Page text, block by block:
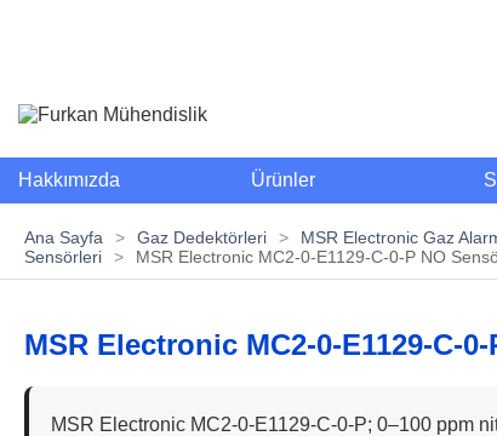
Hakkımızda Ürünler
Ana Sayfa > Gaz Dedektörleri > MSR Electronic Gaz
Sensörleri
> MSR Electronic MC2-0-E1129-C-0-P NO
MSR Electronic MC2-0-E1129-C-
MSR Electronic MC2-0-E1129-C-0-P; 0–100 ppm